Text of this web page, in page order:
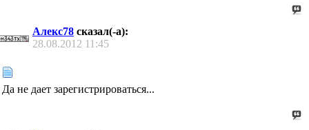
Алекс78 сказал(-а):
28.08.2012 11:45
Да не дает зарегистрироваться...